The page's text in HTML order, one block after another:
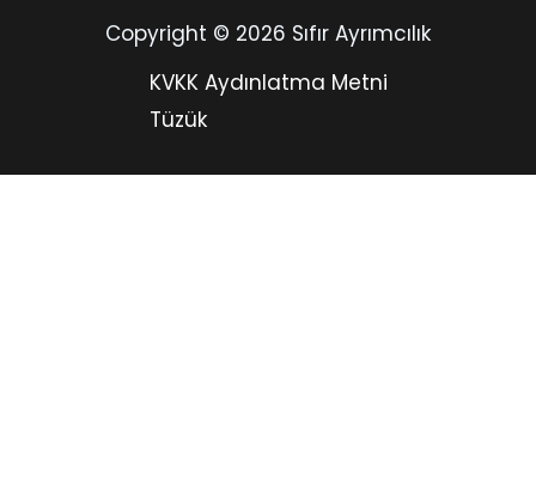
Copyright © 2026 Sıfır Ayrımcılık
KVKK Aydınlatma Metni
Tüzük